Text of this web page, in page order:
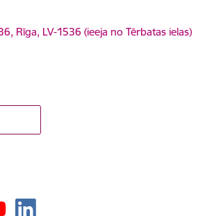
Rīga, LV-1536 (ieeja no Tērbatas ielas)